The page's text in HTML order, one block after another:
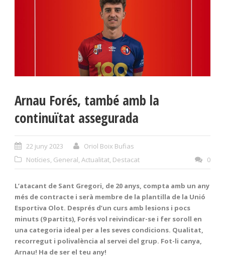
Arnau Forés, també amb la
continuïtat assegurada
22 juny 2023
Oriol Boix Bufias
Notícies, General, Actualitat, Destacat 0
L’atacant de Sant Gregori, de 20 anys, compta amb un any
més de contracte i serà membre de la plantilla de la Unió
Esportiva Olot. Després d’un curs amb lesions i pocs
minuts (9 partits), Forés vol reivindicar-se i fer soroll en
una categoria ideal per a les seves condicions. Qualitat,
recorregut i polivalència al servei del grup. Fot-li canya,
Arnau! Ha de ser el teu any!